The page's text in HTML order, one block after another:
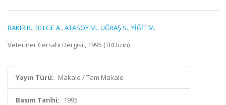
BAKIR B.,BELGE A.,ATASOY M.,UĞRAŞ S.,YİĞİT M.
Veteriner Cerrahi Dergisi., 1995 (TRDizin)
Yayın Türü: Makale / Tam Makale
Basım Tarihi: 1995